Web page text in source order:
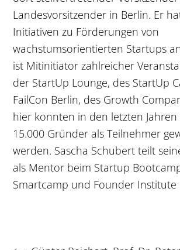
Landesvorsitzender in Berlin. Er
Initiativen zu Förderungen von
wachstumsorientierten Startups
ist Mitinitiator zahlreicher
der StartUp Lounge, des StartUp
FailCon Berlin, des Growth
hier konnten in den letzten
15.000 Gründer als Teilnehmer
werden. Sascha Schubert teilt
als Mentor beim Startup
Smartcamp und Founder Institute